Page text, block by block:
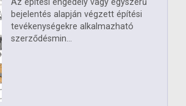
bejelentés alapján végzett építési
tevékenységekre alkalmazható
szerződésmin...